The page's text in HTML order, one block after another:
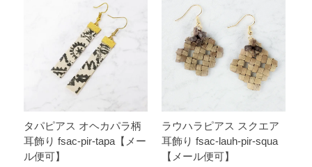
タパピアス オヘカパラ柄
耳飾り fsac-pir-tapa【メー
ル便可】
ラウハラピアス スクエア
耳飾り fsac-lauh-pir-squa
【メール便可】